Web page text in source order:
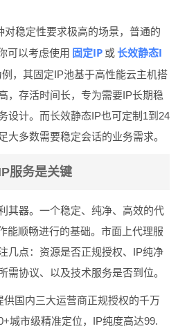
对稳定性要求极高的场景，普通的
可以考虑使用 固定IP 或长效静态I
，其固定IP池基于高性能云主机搭
，存活时间长，专为需要IP长期稳
设计。而长效静态IP也可定制1到24
大多数需要稳定会话的业务需求。
服务是关键
其器。一个稳定、纯净、高效的代
能顺畅进行的基础。市面上代理服
几点：资源是否正规授权、IP纯净
需协议、以及技术服务是否到位。
供国内三大运营商正规授权的千万
城市级精准定位，IP纯度高达99.